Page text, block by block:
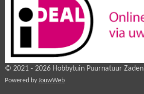
© 2021 - 2026 Hobbytuin Puurnatuur Zaden
Powered by JouwWeb